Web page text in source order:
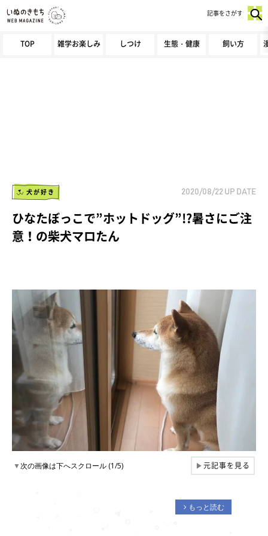
TOP 雑学お楽しみ しつけ 生態・健康 飼い方
記事をさがす
犬が好き 2020/08/22 UP DATE
ひなたぼっこで”ホットドッグ”!?暑さにご注
意！の柴犬マロたん
▼次の画像は下へスクロール (1/5) ▶元記事を見る
arrow_forward_ios もっと読む